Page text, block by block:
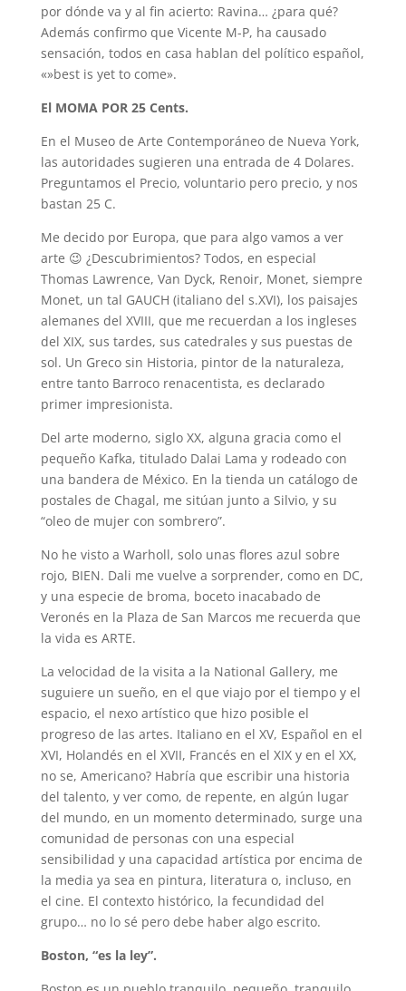
por dónde va y al fin acierto: Ravina… ¿para qué?
Además confirmo que Vicente M-P, ha causado
sensación, todos en casa hablan del político español,
«»best is yet to come».
El MOMA POR 25 Cents.
En el Museo de Arte Contemporáneo de Nueva York,
las autoridades sugieren una entrada de 4 Dolares.
Preguntamos el Precio, voluntario pero precio, y nos
bastan 25 C.
Me decido por Europa, que para algo vamos a ver
arte 😉 ¿Descubrimientos? Todos, en especial
Thomas Lawrence, Van Dyck, Renoir, Monet, siempre
Monet, un tal GAUCH (italiano del s.XVI), los paisajes
alemanes del XVIII, que me recuerdan a los ingleses
del XIX, sus tardes, sus catedrales y sus puestas de
sol. Un Greco sin Historia, pintor de la naturaleza,
entre tanto Barroco renacentista, es declarado
primer impresionista.
Del arte moderno, siglo XX, alguna gracia como el
pequeño Kafka, titulado Dalai Lama y rodeado con
una bandera de México. En la tienda un catálogo de
postales de Chagal, me sitúan junto a Silvio, y su
“oleo de mujer con sombrero”.
No he visto a Warholl, solo unas flores azul sobre
rojo, BIEN. Dali me vuelve a sorprender, como en DC,
y una especie de broma, boceto inacabado de
Veronés en la Plaza de San Marcos me recuerda que
la vida es ARTE.
La velocidad de la visita a la National Gallery, me
suguiere un sueño, en el que viajo por el tiempo y el
espacio, el nexo artístico que hizo posible el
progreso de las artes. Italiano en el XV, Español en el
XVI, Holandés en el XVII, Francés en el XIX y en el XX,
no se, Americano? Habría que escribir una historia
del talento, y ver como, de repente, en algún lugar
del mundo, en un momento determinado, surge una
comunidad de personas con una especial
sensibilidad y una capacidad artística por encima de
la media ya sea en pintura, literatura o, incluso, en
el cine. El contexto histórico, la fecundidad del
grupo… no lo sé pero debe haber algo escrito.
Boston, “es la ley”.